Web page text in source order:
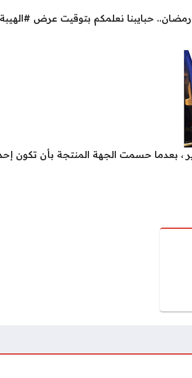
حبايبنا نعلمكم بتوقيت عرض
، بعدما حسمت الجهة المنتجة بأن تكون